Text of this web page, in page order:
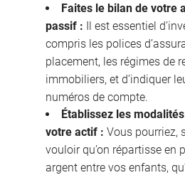
Faites le bilan de votre
passif : Il est essentiel
compris les polices
placement, les régimes de
immobiliers, et d’indiquer
numéros de compte.
Établissez les
votre actif : Vous pourriez,
vouloir qu’on répartisse en
argent entre vos enfants,